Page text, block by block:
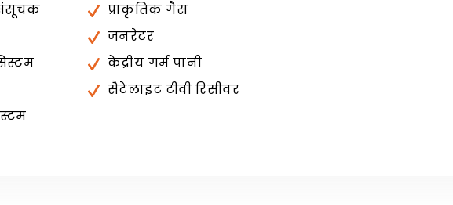
संसूचक
प्राकृतिक गैस
जनरेटर
केंद्रीय गर्म पानी
सैटेलाइट टीवी रिसीवर